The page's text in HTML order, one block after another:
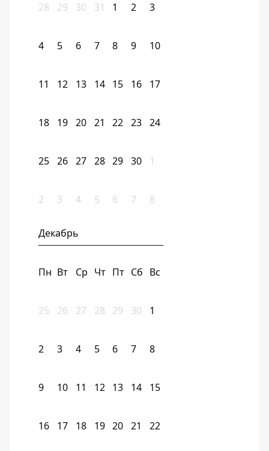
28 29 30 31 1 2 3
4 5 6 7 8 9 10
11 12 13 14 15 16 17
18 19 20 21 22 23 24
25 26 27 28 29 30 1
2 3 4 5 6 7 8
Декабрь
Пн Вт Ср Чт Пт Сб Вс
25 26 27 28 29 30 1
2 3 4 5 6 7 8
9 10 11 12 13 14 15
16 17 18 19 20 21 22